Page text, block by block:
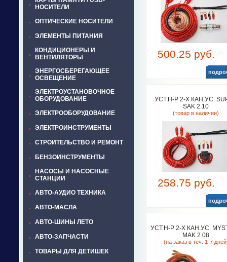
НОСИТЕЛИ
ОПТИЧЕСКИЕ НОСИТЕЛИ
ЭЛЕМЕНТЫ ПИТАНИЯ
КОНДИЦИОНЕРЫ И
ВЕНТИЛЯТОРЫ
ЭНЕРГОСБЕРЕГАЮЩЕЕ
ОСВЕЩЕНИЕ
ЭЛЕКТРОУСТАНОВОЧНОЕ
ОБОРУДОВАНИЕ
ЭЛЕКТРООБОРУДОВАНИЕ
ЭЛЕКТРОИНСТРУМЕНТЫ
СТРОИТЕЛЬСТВО И РЕМОНТ
БЕНЗОИНСТРУМЕНТЫ
НАСОСЫ И НАСОСНЫЕ
СТАНЦИИ
АВТО-АУДИО ТЕХНИКА
АВТО-МАСЛА
АВТО-ШИНЫ ЛЕТО
АВТО-ЗАПЧАСТИ
ТОВАРЫ ДЛЯ ДЕТИШЕК
500.25 руб.
УСТ.Н-Р 2-Х КАН.УС.
SAK 2.10
(товар в наличии)
258.75 руб.
УСТ.Н-Р 2-Х КАН.УС.
MAK 2.08
(на заказ в теч. 1-7